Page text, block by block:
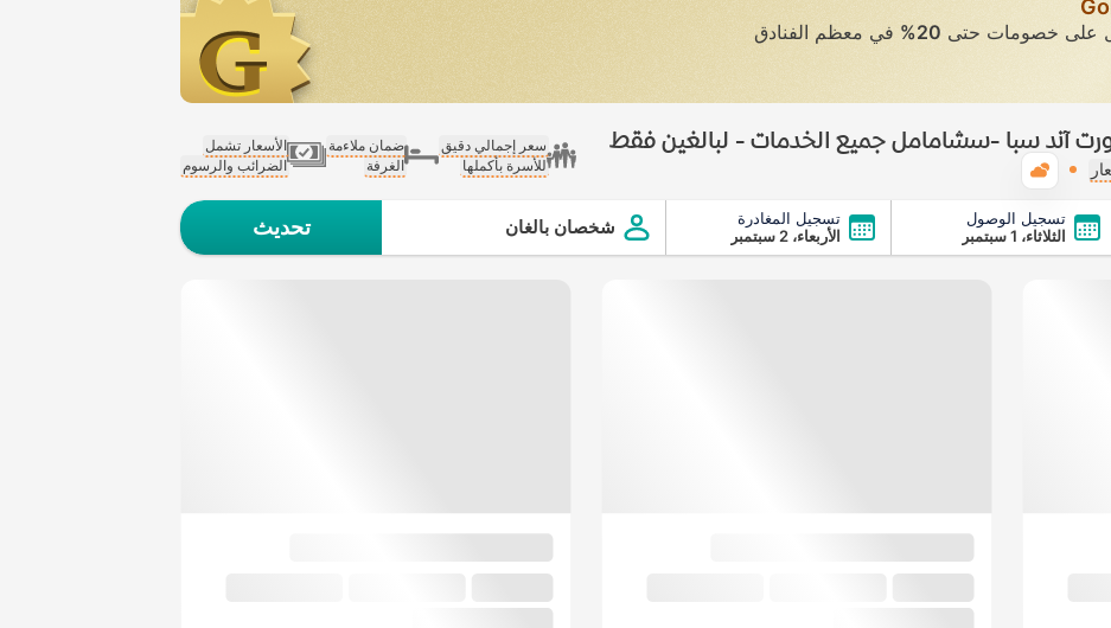
على خصومات حتى 20% في معظم الفنادق
آند سبا -سشامامل جميع الخدمات - لبالغين فقط
سعر إجمالي دقيق
للأسرة بأكملها
ضمان ملاءمة
الغرفة
الأسعار تشمل
الضرائب والرسوم
-سشامامل جميع الخدمات - لبالغين فقط
تسجيل الوصول
الثلاثاء، 1 سبتمبر
تسجيل المغادرة
الأربعاء، 2 سبتمبر
شخصان بالغان تحديث